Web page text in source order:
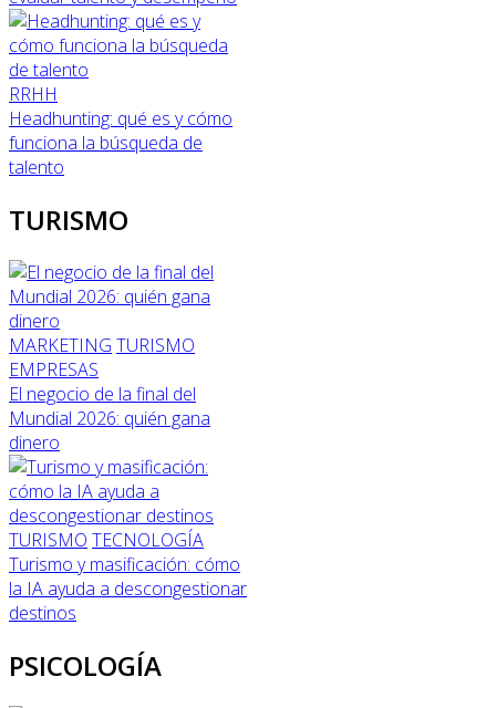
RRHH
Headhunting: qué es y cómo
funciona la búsqueda de
talento
TURISMO
MARKETING TURISMO
EMPRESAS
El negocio de la final del
Mundial 2026: quién gana
dinero
TURISMO TECNOLOGÍA
Turismo y masificación: cómo
la IA ayuda a descongestionar
destinos
PSICOLOGÍA